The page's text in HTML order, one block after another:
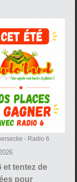
- Radio 6
et tentez de
pour